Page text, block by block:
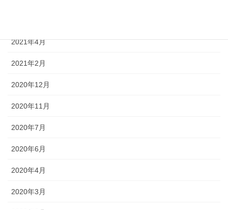
2021年4月
2021年2月
2020年12月
2020年11月
2020年7月
2020年6月
2020年4月
2020年3月